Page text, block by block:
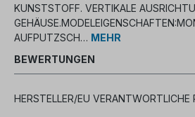
UNSTSTOFF. VERTIKALE
UFPUTZSCH… MEHR
BEWERTUNGEN
HERSTELLER/EU VERANTWORTLICHE